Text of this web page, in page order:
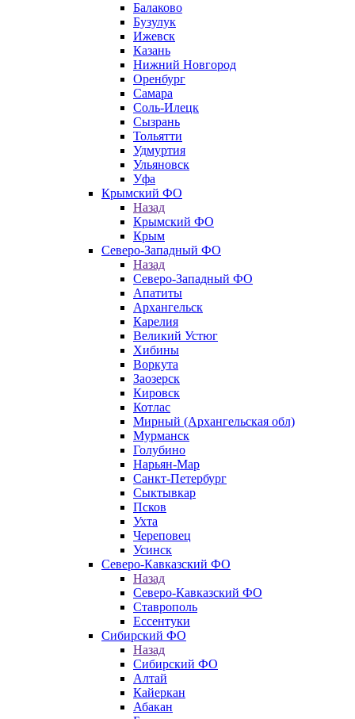
Балаково
Бузулук
Ижевск
Казань
Нижний Новгород
Оренбург
Самара
Соль-Илецк
Сызрань
Тольятти
Удмуртия
Ульяновск
Уфа
Крымский ФО
Назад
Крымский ФО
Крым
Северо-Западный ФО
Назад
Северо-Западный ФО
Апатиты
Архангельск
Карелия
Великий Устюг
Хибины
Воркута
Заозерск
Кировск
Котлас
Мирный (Архангельская обл)
Мурманск
Голубино
Нарьян-Мар
Санкт-Петербург
Сыктывкар
Псков
Ухта
Череповец
Усинск
Северо-Кавказский ФО
Назад
Северо-Кавказский ФО
Ставрополь
Ессентуки
Сибирский ФО
Назад
Сибирский ФО
Алтай
Кайеркан
Абакан